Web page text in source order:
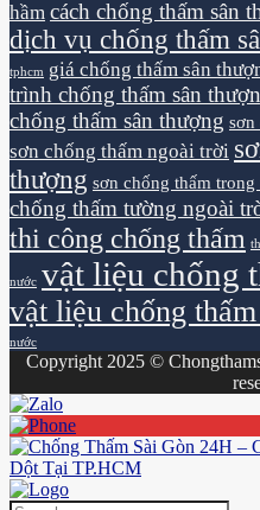
hầm cách chống thấm sân
dịch vụ chống thấm
tphcm giá chống thấm sân
trình chống thấm sân
chống thấm sân thượng sơn
sơn chống thấm ngoài trời
thượng sơn chống thấm trong
chống thấm tường ngoài
thi công chống thấm
nước vật liệu chống
vật liệu chống
nước
Copyright 2025 ©